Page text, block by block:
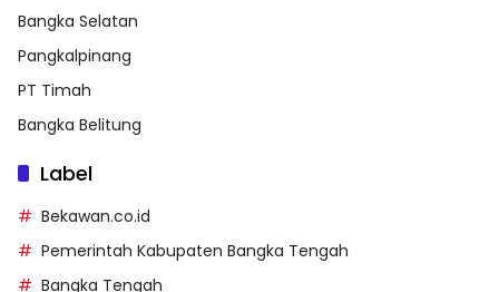
Bangka Selatan
Pangkalpinang
PT Timah
Bangka Belitung
Label
Bekawan.co.id
Pemerintah Kabupaten Bangka Tengah
Bangka Tengah